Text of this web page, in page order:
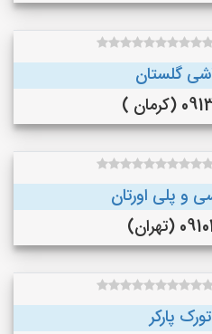
گلستان
)
و پلی اورتان
پارکر